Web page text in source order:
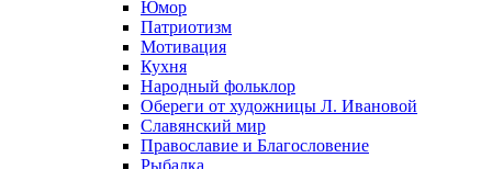
Юмор
Патриотизм
Мотивация
Кухня
Народный фольклор
Обереги от художницы Л. Ивановой
Славянский мир
Православие и Благословение
Рыбалка